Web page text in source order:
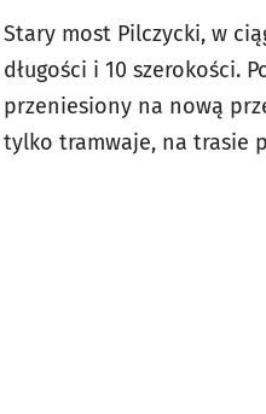
Stary most Pilczycki, w
długości i 10 szerokości.
przeniesiony na nową
tylko tramwaje, na trasie